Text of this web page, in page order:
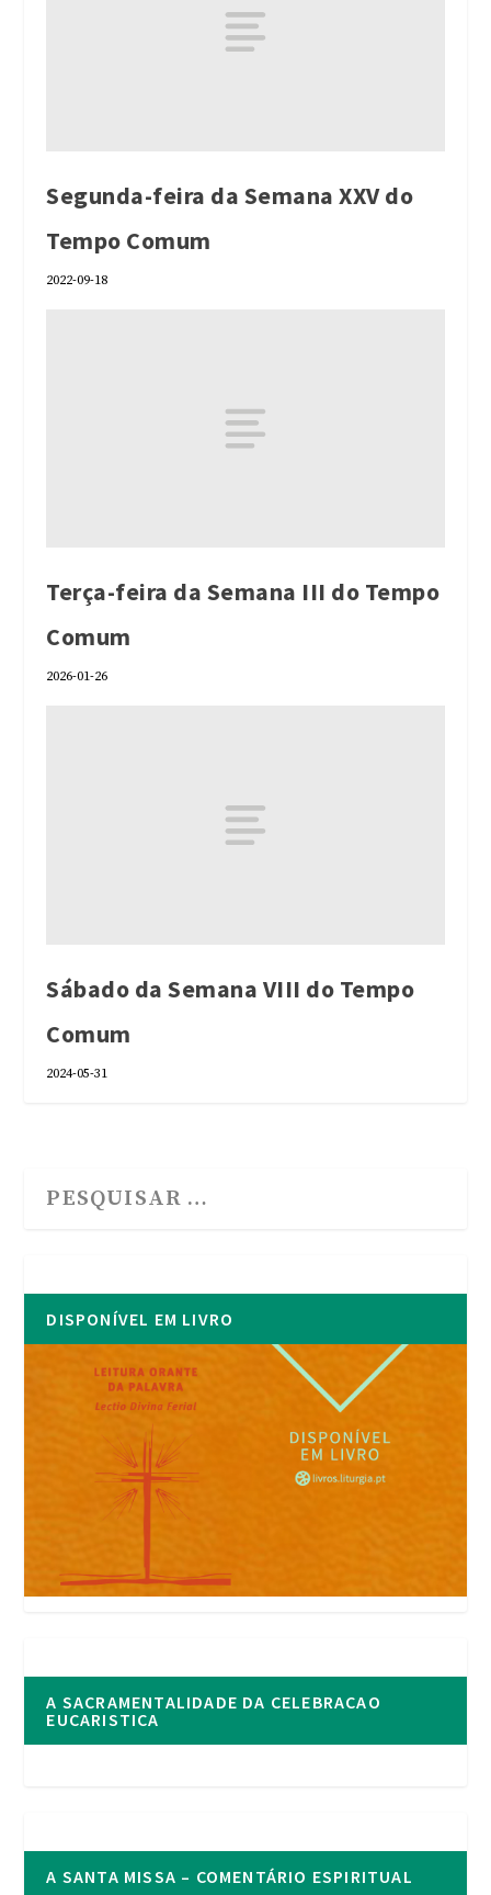
Segunda-feira da Semana XXV do
Tempo Comum
2022-09-18
Terça-feira da Semana III do Tempo
Comum
2026-01-26
Sábado da Semana VIII do Tempo
Comum
2024-05-31
DISPONÍVEL EM LIVRO
A SACRAMENTALIDADE DA CELEBRACAO
EUCARISTICA
A SANTA MISSA – COMENTÁRIO ESPIRITUAL